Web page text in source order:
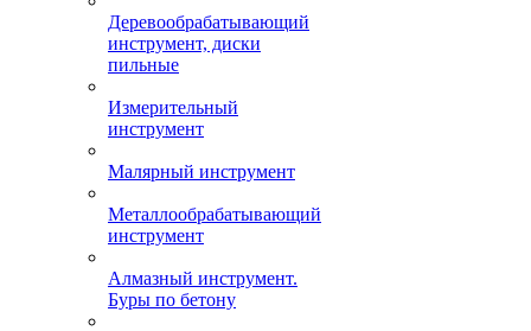
Деревообрабатывающий
инструмент, диски
пильные
Измерительный
инструмент
Малярный инструмент
Металлообрабатывающий
инструмент
Алмазный инструмент.
Буры по бетону